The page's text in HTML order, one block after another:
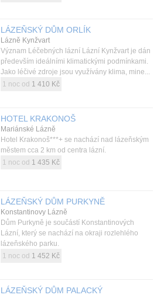
LÁZEŇSKÝ DŮM ORLÍK
Lázně Kynžvart
Význam Léčebných lázní Lázní Kynžvart je dán
především ideálními klimatickými podmínkami.
Jako léčivé zdroje jsou využívány klima, mine...
1 noc od 1 410 Kč
HOTEL KRAKONOŠ
Mariánské Lázně
Hotel Krakonoš***+ se nachází nad lázeňským
městem cca 2 km od centra lázní.
1 noc od 1 435 Kč
LÁZEŇSKÝ DŮM PURKYNĚ
Konstantinovy Lázně
Dům Purkyně je součástí Konstantinových
Lázní, který se nachází na okraji rozlehlého
lázeňského parku.
1 noc od 1 452 Kč
LÁZEŇSKÝ DŮM PALACKÝ